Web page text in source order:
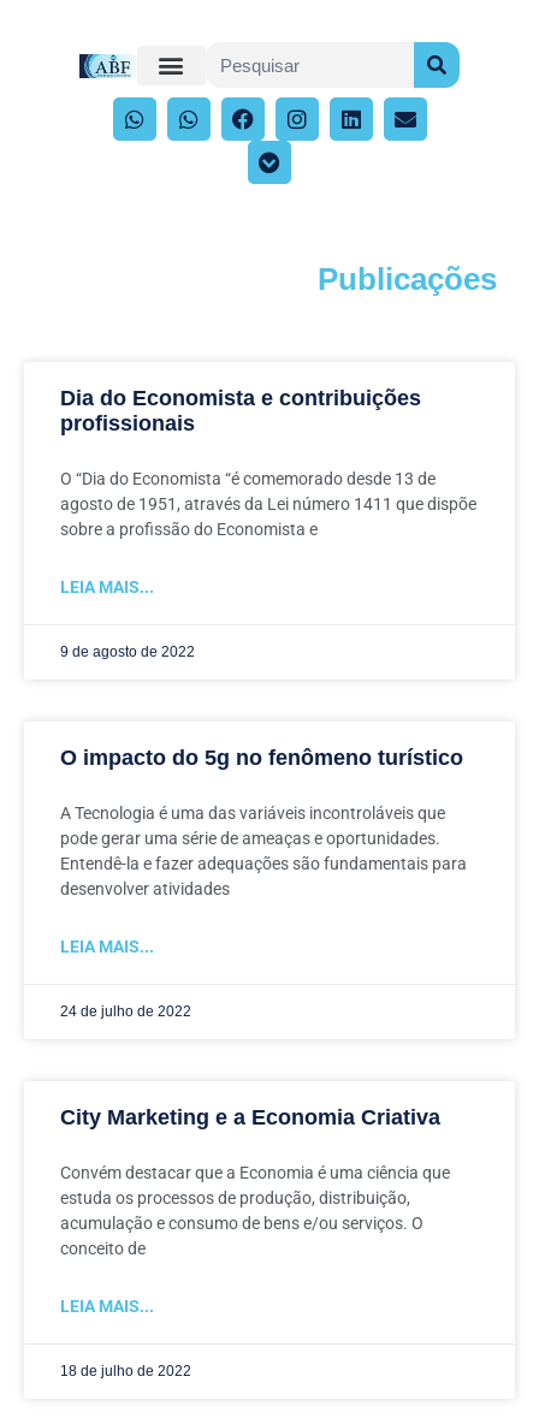
Publicações
Dia do Economista e contribuições
profissionais
O “Dia do Economista “é comemorado desde 13 de
agosto de 1951, através da Lei número 1411 que dispõe
sobre a profissão do Economista e
LEIA MAIS...
9 de agosto de 2022
O impacto do 5g no fenômeno turístico
A Tecnologia é uma das variáveis incontroláveis que
pode gerar uma série de ameaças e oportunidades.
Entendê-la e fazer adequações são fundamentais para
desenvolver atividades
LEIA MAIS...
24 de julho de 2022
City Marketing e a Economia Criativa
Convém destacar que a Economia é uma ciência que
estuda os processos de produção, distribuição,
acumulação e consumo de bens e/ou serviços. O
conceito de
LEIA MAIS...
18 de julho de 2022